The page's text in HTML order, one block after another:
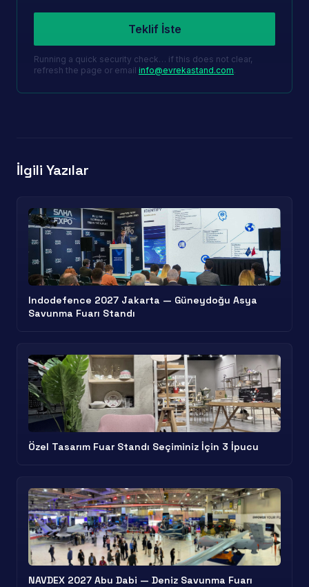
Teklif İste
Running a quick security check… if this does not clear,
refresh the page or email info@evrekastand.com.
İlgili Yazılar
Indodefence 2027 Jakarta — Güneydoğu Asya
Savunma Fuarı Standı
Özel Tasarım Fuar Standı Seçiminiz İçin 3 İpucu
NAVDEX 2027 Abu Dabi — Deniz Savunma Fuarı